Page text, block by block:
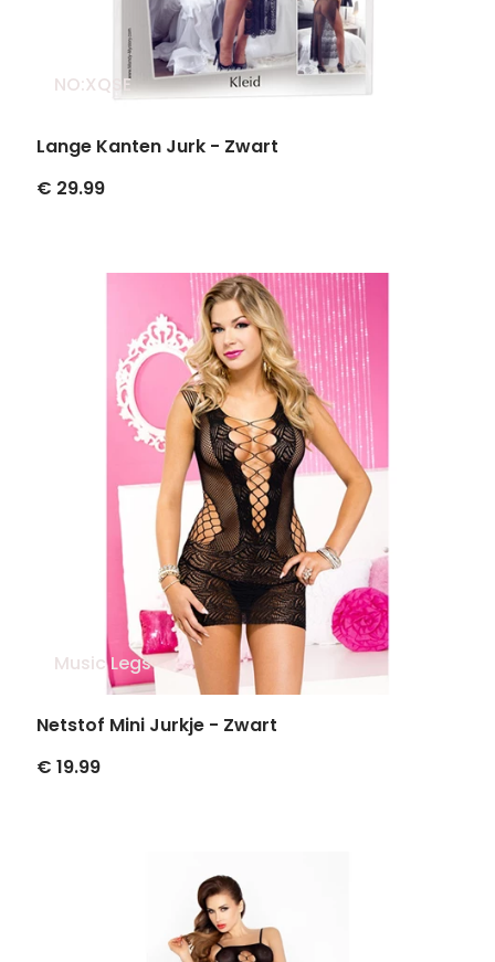
NO:XQSE
Lange Kanten Jurk - Zwart
€ 29.99
Music Legs
Netstof Mini Jurkje - Zwart
€ 19.99